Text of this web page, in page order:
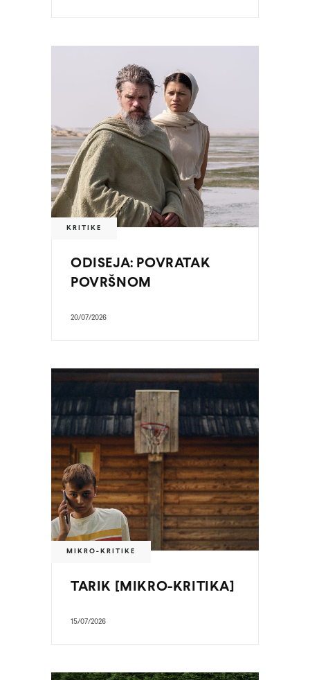
KRITIKE
ODISEJA: POVRATAK
POVRŠNOM
20/07/2026
MIKRO-KRITIKE
TARIK [MIKRO-KRITIKA]
15/07/2026